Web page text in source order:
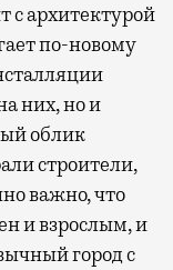
архитектурой
по-новому
них, но и
облик
строители,
важно, что
и взрослым, и
город с